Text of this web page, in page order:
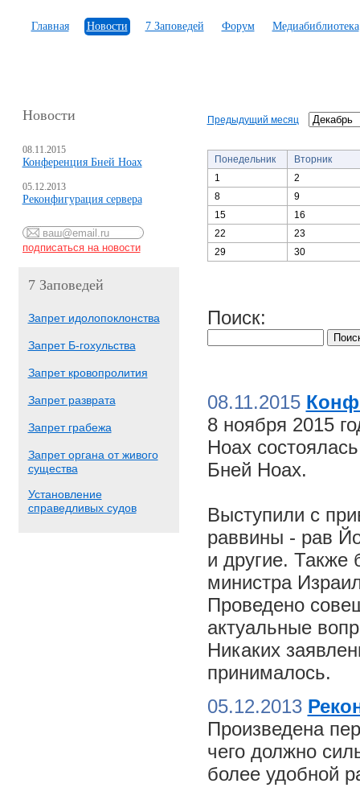
Главная Новости 7 Заповедей Форум Медиабиблиотека
Новости
08.11.2015
Конференция Бней Ноах
05.12.2013
Реконфигурация сервера
7 Заповедей
Запрет идолопоклонства
Запрет Б-гохульства
Запрет кровопролития
Запрет разврата
Запрет грабежа
Запрет органа от живого
существа
Установление
справедливых судов
Предыдущий месяц
Понедельник
Вторник
1
2
8
9
15
16
22
23
29
30
Поиск:
08.11.2015
8 ноября 2015
Ноах
Бней Ноах.
Выступили с
раввины - рав
и другие. Также
министра
Проведено
актуальные
Никаких
принималось.
05.12.2013
Произведена
чего должно
более удобной